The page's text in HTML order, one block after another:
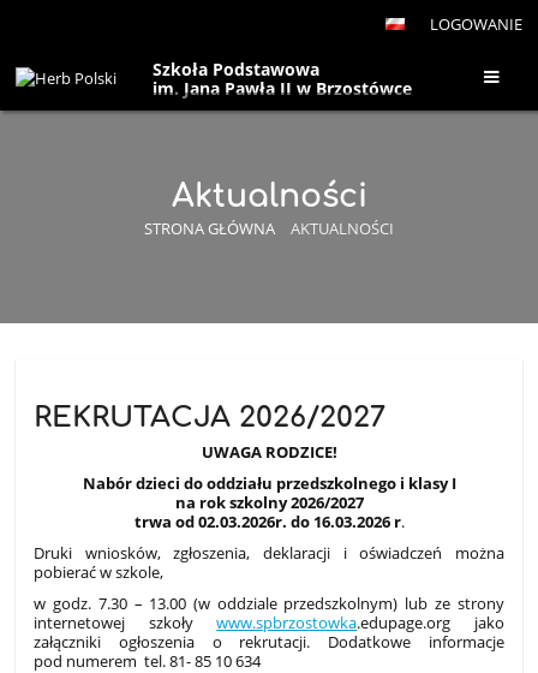
LOGOWANIE
Szkoła Podstawowa
im. Jana Pawła II w Brzostówce
Aktualności
STRONA GŁÓWNA AKTUALNOŚCI
REKRUTACJA 2026/2027
UWAGA RODZICE!
Nabór dzieci do oddziału przedszkolnego i klasy I
na rok szkolny 2026/2027
trwa od 02.03.2026r. do 16.03.2026 r.
Druki wniosków, zgłoszenia, deklaracji i oświadczeń można
pobierać w szkole,
w godz. 7.30 – 13.00 (w oddziale przedszkolnym) lub ze strony
internetowej szkoływww.spbrzostowka.edupage.org jako
załączniki ogłoszenia o rekrutacji. Dodatkowe informacje
pod numerem tel. 81- 85 10 634